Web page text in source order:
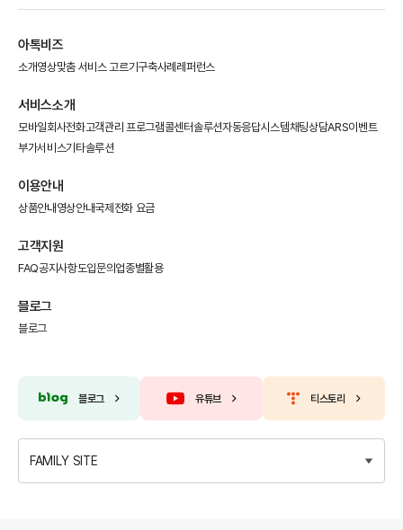
아톡비즈
소개영상맞춤 서비스 고르기구축사례 레퍼런스
서비스소개
모바일회사전화고객관리 프로그램콜센터솔루션자동응답시스템채팅상담ARS이벤트
부가서비스기타솔루션
이용안내
상품안내 영상안내국제전화 요금
고객지원
FAQ공지사항도입문의 업종별활용
블로그
블로그
블로그 유튜브 티스토리
FAMILY SITE